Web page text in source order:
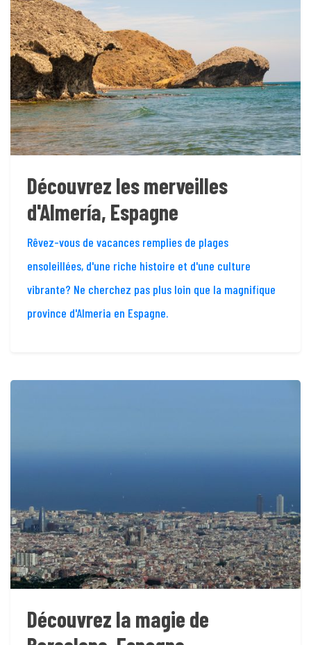
Découvrez les merveilles
d'Almería, Espagne
Rêvez-vous de vacances remplies de plages
ensoleillées, d'une riche histoire et d'une culture
vibrante? Ne cherchez pas plus loin que la magnifique
province d'Almeria en Espagne.
Découvrez la magie de